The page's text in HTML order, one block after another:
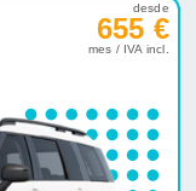
desde
655 €
mes / IVA incl.